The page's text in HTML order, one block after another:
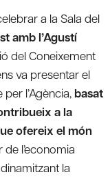
a la Sala del
amb l’Agustí
del Coneixement
va presentar el
l’Agència, basat
a la
ofereix el món
de l’economia
la